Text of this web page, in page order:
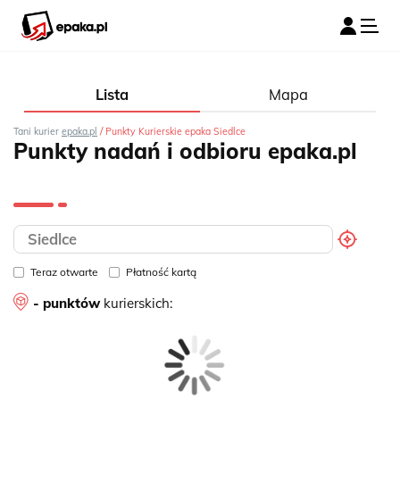
Lista Mapa
Tani kurier epaka.pl / Punkty Kurierskie epaka Siedlce
Punkty nadań i odbioru epaka.pl
Teraz otwarte Płatność kartą
- punktów kurierskich: